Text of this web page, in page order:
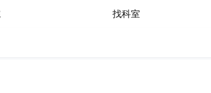
找科室
医生列表